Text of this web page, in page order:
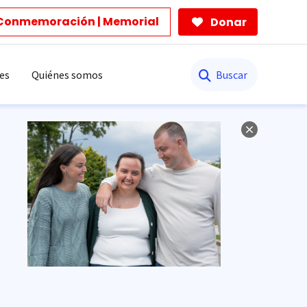
| Memorial Donar
Quiénes somos